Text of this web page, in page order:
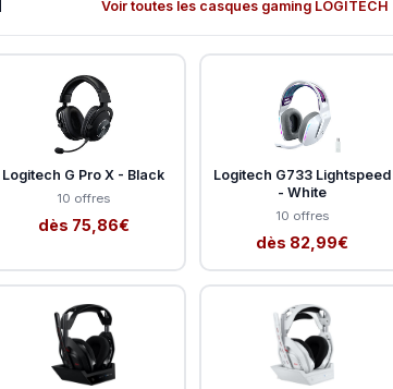
Voir toutes les casques gaming
Logitech G Pro X - Black
10 offres
dès 75,86€
Logitech G733 Lightspeed
- White
10 offres
dès 82,99€